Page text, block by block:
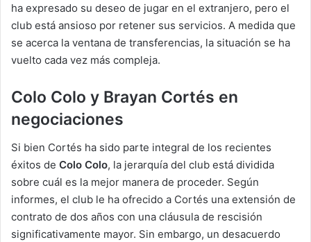
ha expresado su deseo de jugar en el extranjero, pero el
club está ansioso por retener sus servicios. A medida que
se acerca la ventana de transferencias, la situación se ha
vuelto cada vez más compleja.
Colo Colo y Brayan Cortés en
negociaciones
Si bien Cortés ha sido parte integral de los recientes
éxitos de Colo Colo, la jerarquía del club está dividida
sobre cuál es la mejor manera de proceder. Según
informes, el club le ha ofrecido a Cortés una extensión de
contrato de dos años con una cláusula de rescisión
significativamente mayor. Sin embargo, un desacuerdo